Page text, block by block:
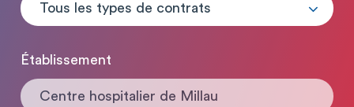
Tous les types de contrats
Établissement
Centre hospitalier de Millau